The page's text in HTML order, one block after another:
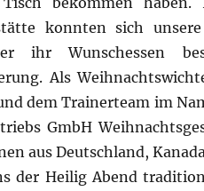
konnten sich
ihr Wunschessen
Als
dem Trainerteam im
GmbH
aus Deutschland,
der Heilig Abend